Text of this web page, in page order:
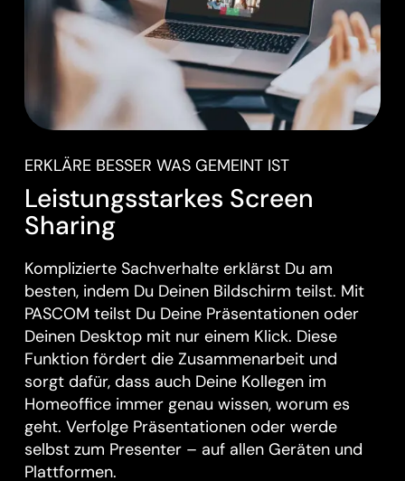
ERKLÄRE BESSER WAS GEMEINT IST
Leistungsstarkes Screen
Sharing
Komplizierte Sachverhalte erklärst Du am
besten, indem Du Deinen Bildschirm teilst. Mit
PASCOM teilst Du Deine Präsentationen oder
Deinen Desktop mit nur einem Klick. Diese
Funktion fördert die Zusammenarbeit und
sorgt dafür, dass auch Deine Kollegen im
Homeoffice immer genau wissen, worum es
geht. Verfolge Präsentationen oder werde
selbst zum Presenter – auf allen Geräten und
Plattformen.